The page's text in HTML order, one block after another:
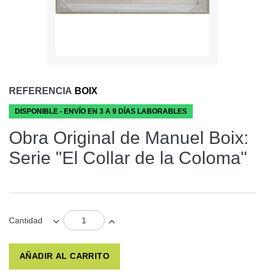
REFERENCIA BOIX
DISPONIBLE - ENVÍO EN 3 A 9 DÍAS LABORABLES
Obra Original de Manuel Boix:
Serie "El Collar de la Coloma"
Cantidad
AÑADIR AL CARRITO